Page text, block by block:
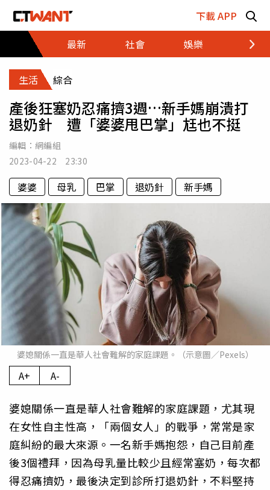
下載 APP
最新
社會 娛樂 財經
生活 綜合
產後狂塞奶忍痛擠3週…新手媽崩潰打
退奶針 遭「婆婆甩巴掌」尪也不挺
編輯： 網編組
2023-04-22 23:30
婆婆 母乳 巴掌 退奶針 新手媽
婆媳關係一直是華人社會難解的家庭課題。（示意圖／Pexels）
A+ A-
婆媳關係一直是華人社會難解的家庭課題，尤其現
在女性自主性高，「兩個女人」的戰爭，常常是家
庭糾紛的最大來源。一名新手媽抱怨，自己目前產
後3個禮拜，因為母乳量比較少且經常塞奶，每次都
得忍痛擠奶，最後決定到診所打退奶針，不料堅持